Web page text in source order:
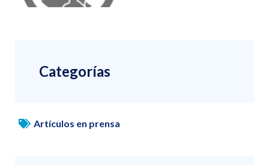
Categorías
Artículos en prensa